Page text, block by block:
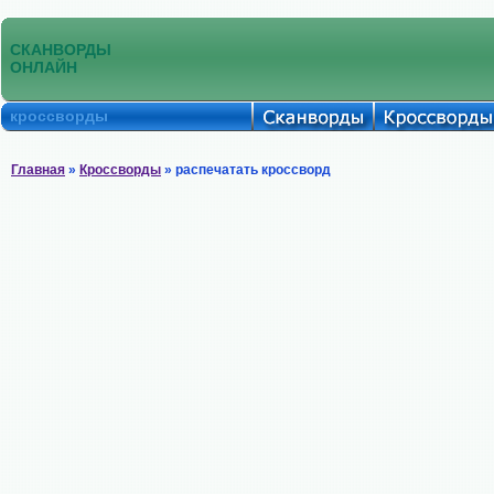
СКАНВОРДЫ
ОНЛАЙН
кроссворды
Главная » Кроссворды » распечатать кроссворд